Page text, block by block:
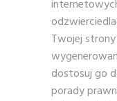
Twojej
dostosuj go
porady